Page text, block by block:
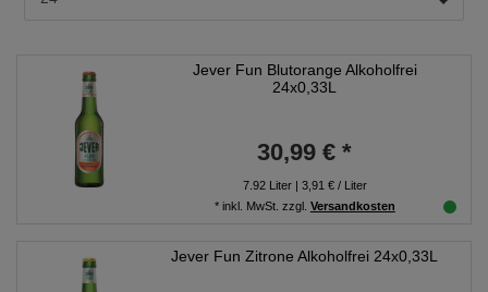
Jever Fun Blutorange Alkoholfrei
24x0,33L
30,99 € *
7.92Liter| 3,91 € / Liter
* inkl. MwSt. zzgl. Versandkosten
Jever Fun Zitrone Alkoholfrei 24x0,33L